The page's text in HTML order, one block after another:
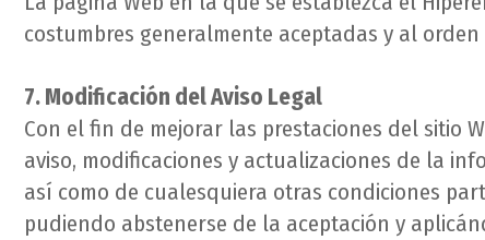
costumbres generalmente aceptadas y al
7. Modificación del Aviso Legal
Con el fin de mejorar las prestaciones del sitio
aviso, modificaciones y actualizaciones de la
así como de cualesquiera otras condiciones
pudiendo abstenerse de la aceptación y